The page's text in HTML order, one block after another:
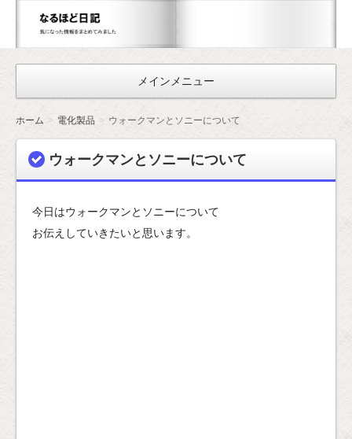
な
る
ほ
日
記
メインメニュー
ホーム 電化製品 ウォークマンとソニーについて
ウォークマンとソニーについて
今日はウォークマンとソニーについて
お伝えしていきたいと思います。